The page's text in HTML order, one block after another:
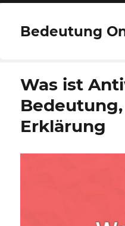
Bedeutung
Was ist
Erklärung